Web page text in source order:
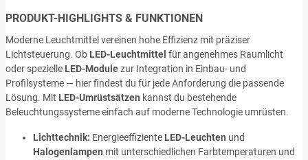
PRODUKT-HIGHLIGHTS & FUNKTIONEN
Moderne Leuchtmittel vereinen hohe Effizienz mit präziser
Lichtsteuerung. Ob LED-Leuchtmittel für angenehmes Raumlicht
oder spezielle LED-Modulezur Integration in Einbau- und
Profilsysteme — hier findest du für jede Anforderung die passende
Lösung. Mit LED-Umrüstsätzen kannst du bestehende
Beleuchtungssysteme einfach auf moderne Technologie umrüsten.
Lichttechnik: Energieeffiziente LED-Leuchten und
Halogenlampen mit unterschiedlichen Farbtemperaturen und